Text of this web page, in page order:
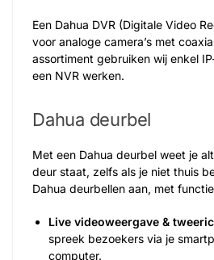
Een Dahua DVR (Digitale Video
voor analoge camera’s met
assortiment gebruiken wij enkel
een NVR werken.
Dahua deurbel
Met een Dahua deurbel weet je
deur staat, zelfs als je niet thuis
Dahua deurbellen aan, met
Live videoweergave &
spreek bezoekers via je
computer.